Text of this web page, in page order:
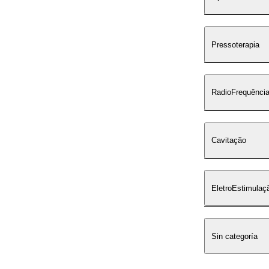
Pressoterapia
RadioFrequência
Cavitação
Sin categoría